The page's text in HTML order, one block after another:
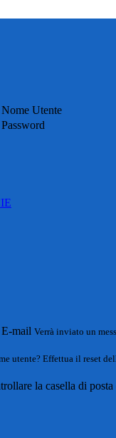
Nome Utente
Password
E-mail Verrà inviato un
utente? Effettua il reset
la casella di posta